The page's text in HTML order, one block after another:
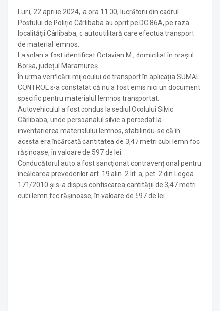
Luni, 22 aprilie 2024, la ora 11.00, lucrătorii din cadrul
Postului de Poliție Cârlibaba au oprit pe DC 86A, pe raza
localității Cârlibaba, o autoutilitară care efectua transport
de material lemnos.
La volan a fost identificat Octavian M., domiciliat în orașul
Borșa, județul Maramureș.
În urma verificării mijlocului de transport în aplicația SUMAL
CONTROL s-a constatat că nu a fost emis nici un document
specific pentru materialul lemnos transportat.
Autovehiculul a fost condus la sediul Ocolului Silvic
Cârlibaba, unde persoanalul silvic a porcedat la
inventarierea materialului lemnos, stabilindu-se că în
acesta era încărcată cantitatea de 3,47 metri cubi lemn foc
rășinoase, în valoare de 597 de lei.
Conducătorul auto a fost sancționat contravențional pentru
încălcarea prevederilor art. 19 alin. 2 lit. a, pct. 2 din Legea
171/2010 și s-a dispus confiscarea cantității de 3,47 metri
cubi lemn foc rășinoase, în valoare de 597 de lei.